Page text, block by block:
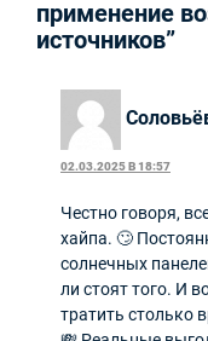
применение
источников”
02.03.2025 В 18:57
Честно говоря,
хайпа. 🙄
солнечных
ли стоят того. И
тратить столько